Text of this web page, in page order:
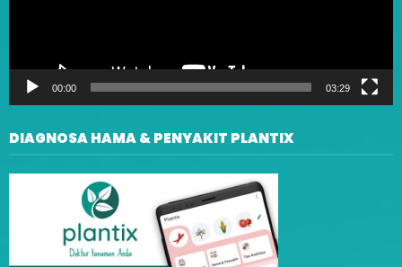
00:00 03:29
DIAGNOSA HAMA & PENYAKIT PLANTIX